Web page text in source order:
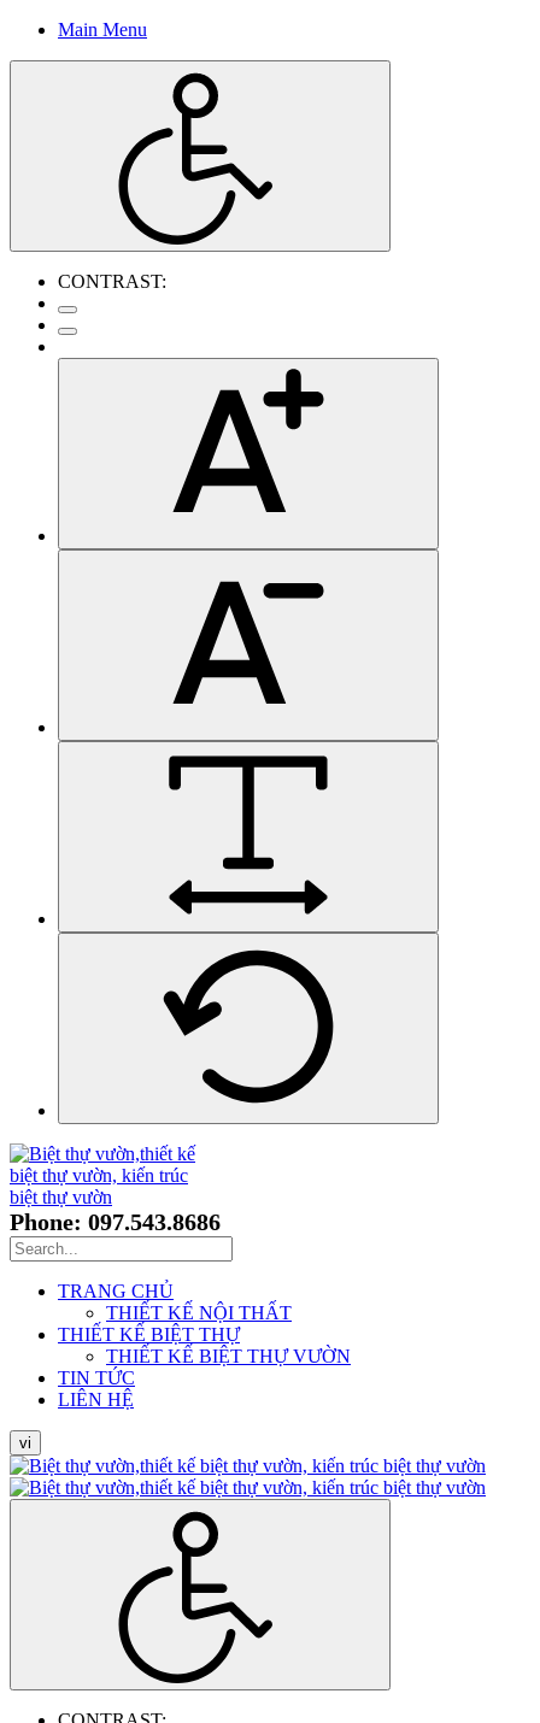
Main Menu
CONTRAST:
Phone: 097.543.8686
TRANG CHỦ
THIẾT KẾ NỘI THẤT
THIẾT KẾ BIỆT THỰ
THIẾT KẾ BIỆT THỰ VƯỜN
TIN TỨC
LIÊN HỆ
vi